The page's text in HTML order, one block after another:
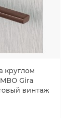
круглом
Gira
винтаж